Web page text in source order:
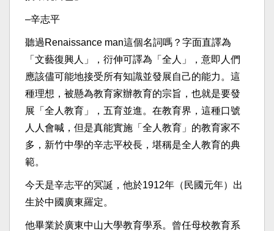
–辛志平
聽過Renaissance man這個名詞嗎？字面直譯為
「文藝復興人」，衍伸可譯為「全人」，意即人們
應該儘可能地接受所有知識並發展自己的能力。這
種理想，被懸為教育家辦教育的宗旨，也就是要發
展「全人教育」，五育並進。在教育界，這種口號
人人會喊，但是真能實施「全人教育」的教育家不
多，新竹中學的辛志平校長，堪稱是全人教育的典
範。
今天是辛志平的冥誕，他於1912年（民國元年）出
生於中國廣東羅定。
他畢業於廣東中山大學教育學系。曾任母校教育系